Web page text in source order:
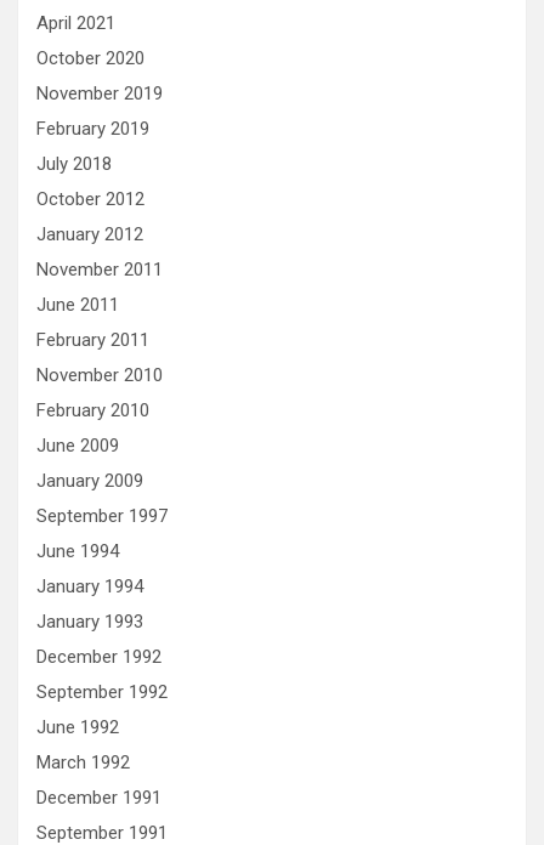
April 2021
October 2020
November 2019
February 2019
July 2018
October 2012
January 2012
November 2011
June 2011
February 2011
November 2010
February 2010
June 2009
January 2009
September 1997
June 1994
January 1994
January 1993
December 1992
September 1992
June 1992
March 1992
December 1991
September 1991